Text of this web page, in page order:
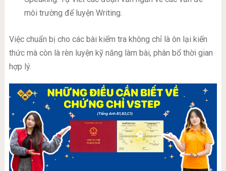
môi trường để luyện Writing.
Việc chuẩn bị cho các bài kiểm tra không chỉ là ôn lại kiến
thức mà còn là rèn luyện kỹ năng làm bài, phân bổ thời gian
hợp lý.